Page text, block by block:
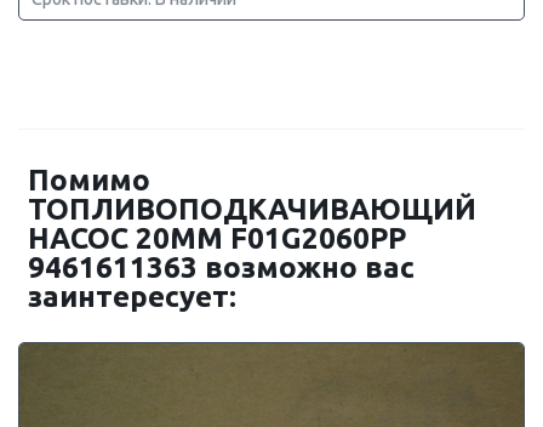
Помимо
ТОПЛИВОПОДКАЧИВАЮЩИЙ
НАСОС 20MM F01G2060PP
9461611363 возможно вас
заинтересует: